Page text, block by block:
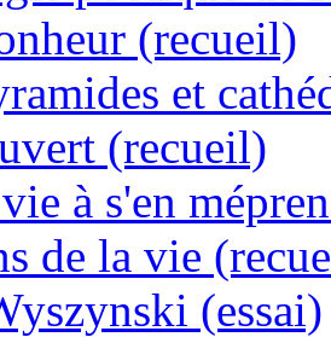
(recueil)
et
(recueil)
à s'en
de la vie
(essai)